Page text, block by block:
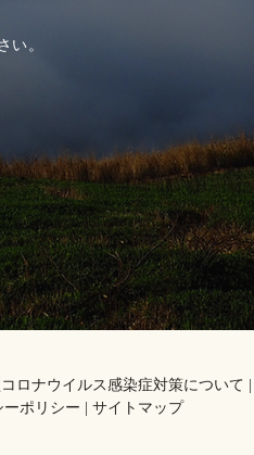
い。
ロナウイルス感染症対策について
ーポリシー サイトマップ